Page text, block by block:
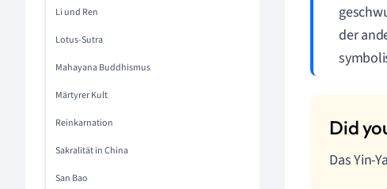
Li und Ren
Lotus-Sutra
Mahayana Buddhismus
Märtyrer Kult
Reinkarnation
Sakralität in China
San Bao
der
Das Yin-